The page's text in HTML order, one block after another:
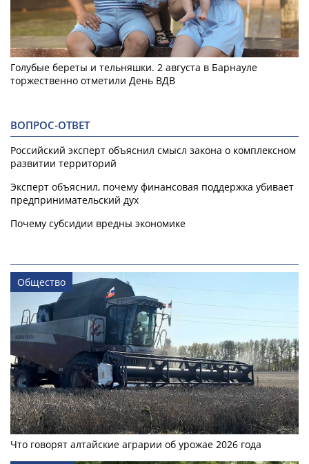
Голубые береты и тельняшки. 2 августа в Барнауле
торжественно отметили День ВДВ
ВОПРОС-ОТВЕТ
Российский эксперт объяснил смысл закона о комплексном
развитии территорий
Эксперт объяснил, почему финансовая поддержка убивает
предпринимательский дух
Почему субсидии вредны экономике
Общество
Что говорят алтайские аграрии об урожае 2026 года